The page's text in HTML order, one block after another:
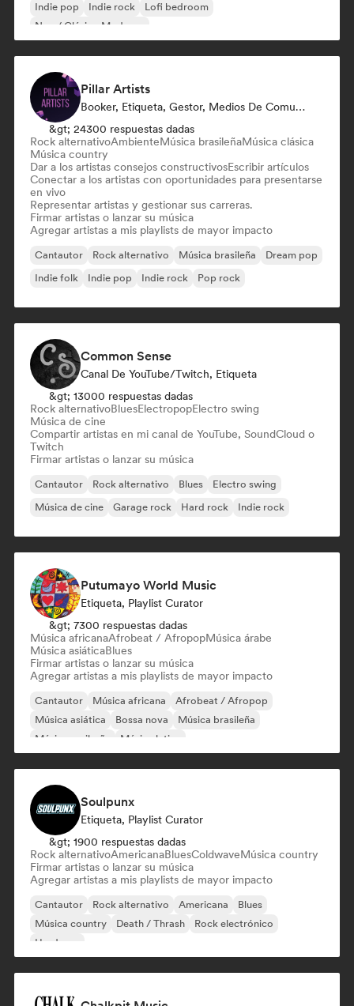
Indie pop
Indie rock
Lofi bedroom
Neo / Clásico Moderno
Pillar Artists
Booker, Etiqueta, Gestor, Medios De Comunicación/Periodista, Mentor, Playlist Curator
&gt; 24300 respuestas dadas
Rock alternativoAmbienteMúsica brasileñaMúsica clásica
Música country
Dar a los artistas consejos constructivosEscribir artículos
Conectar a los artistas con oportunidades para presentarse
en vivo
Representar artistas y gestionar sus carreras.
Firmar artistas o lanzar su música
Agregar artistas a mis playlists de mayor impacto
Cantautor Rock alternativo Música brasileña
Dream pop
Indie folk
Indie pop Indie rock Pop rock
Common Sense
Canal De YouTube/Twitch, Etiqueta
&gt; 13000 respuestas dadas
Rock alternativoBluesElectropopElectro swing
Música de cine
Compartir artistas en mi canal de YouTube, SoundCloud o
Twitch
Firmar artistas o lanzar su música
Cantautor Rock alternativo Blues
Electro swing
Música de cine
Garage rock Hard rock Indie rock
Putumayo World Music
Etiqueta, Playlist Curator
&gt; 7300 respuestas dadas
Música africanaAfrobeat / AfropopMúsica árabe
Música asiáticaBlues
Firmar artistas o lanzar su música
Agregar artistas a mis playlists de mayor impacto
Cantautor Música africana
Afrobeat / Afropop
Música asiática
Bossa nova
Música brasileña
Música caribeña
Música latina
Soulpunx
Etiqueta, Playlist Curator
&gt; 1900 respuestas dadas
Rock alternativoAmericanaBluesColdwaveMúsica country
Firmar artistas o lanzar su música
Agregar artistas a mis playlists de mayor impacto
Cantautor Rock alternativo Americana
Blues
Música country
Death / Thrash
Rock electrónico
Hardcore